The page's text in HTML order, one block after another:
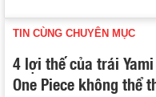
TIN CÙNG CHUYÊN MỤC
4 lợi thế của trái
One Piece không thể